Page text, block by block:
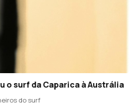
o surf da Caparica à Austrália
do surf